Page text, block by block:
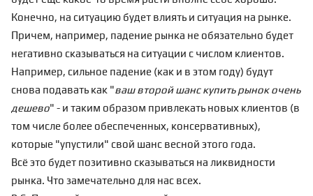
Конечно, на ситуацию будет влиять и ситуация на рынке.
Причем, например, падение рынка не обязательно будет
негативно сказываться на ситуации с числом клиентов.
Например, сильное падение (как и в этом году) будут
снова подавать как "ваш второй шанс купить рынок очень
дешево" - и таким образом привлекать новых клиентов (в
том числе более обеспеченных, консервативных),
которые "упустили" свой шанс весной этого года.
Всё это будет позитивно сказываться на ликвидности
рынка. Что замечательно для нас всех.